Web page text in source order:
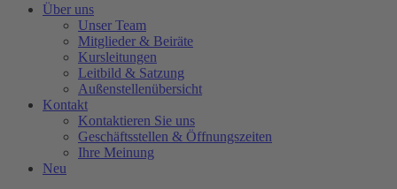
Über uns
Unser Team
Mitglieder & Beiräte
Kursleitungen
Leitbild & Satzung
Außenstellenübersicht
Kontakt
Kontaktieren Sie uns
Geschäftsstellen & Öffnungszeiten
Ihre Meinung
Neu